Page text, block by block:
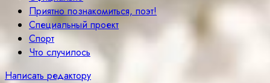
Приятно познакомиться, поэт!
Специальный проект
Спорт
Что случилось
Написать редактору